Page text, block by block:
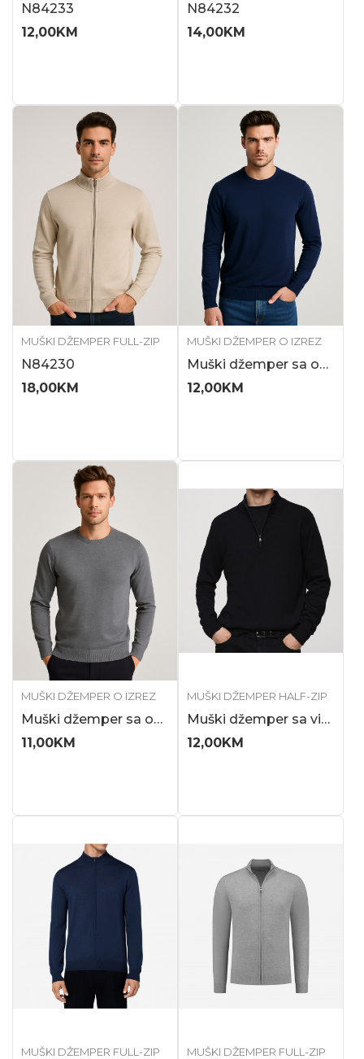
N84233
12,00KM
N84232
14,00KM
MUŠKI DŽEMPER FULL-ZIP
N84230
18,00KM
MUŠKI DŽEMPER O IZREZ
Muški džemper sa okruglim izrezom
12,00KM
MUŠKI DŽEMPER O IZREZ
Muški džemper sa okruglim izrezom
11,00KM
MUŠKI DŽEMPER HALF-ZIP
Muški džemper sa visokom kragnom i cibzarom
12,00KM
MUŠKI DŽEMPER FULL-ZIP MUŠKI DŽEMPER FULL-ZIP